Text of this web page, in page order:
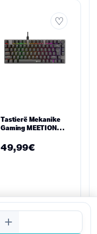
Tastierë Mekanike
Gaming MEETION
Switch, USB, e Zezë)
49,99€